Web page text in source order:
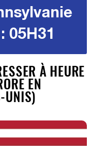
05H31
À HEURE
EN
UNIS)